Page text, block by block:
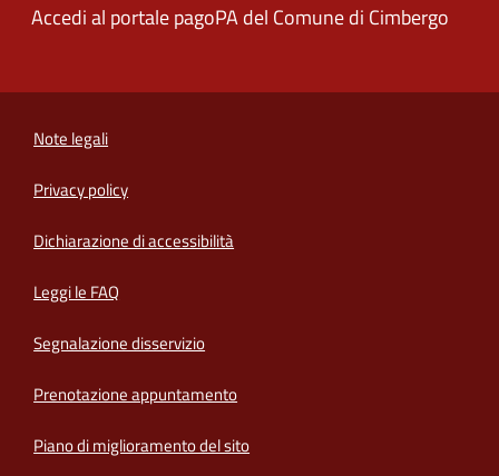
Accedi al portale pagoPA del Comune di Cimbergo
Note legali
Privacy policy
Dichiarazione di accessibilità
Leggi le FAQ
Segnalazione disservizio
Prenotazione appuntamento
Piano di miglioramento del sito